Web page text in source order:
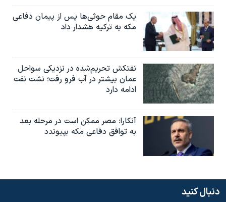
یک مقام حوثی‌ها پس از پیمان دفاعی
مکه به ترکیه هشدار داد
نفتکش تحریم‌شده در نزدیکی سواحل
عمان بیشتر در آب فرو رفت؛ نشت نفت
ادامه دارد
آنکارا: مصر ممکن است در مرحله بعد
به توافق دفاعی مکه بپیوندد
دنبال کنید